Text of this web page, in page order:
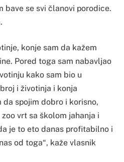
bave se svi članovi porodice.
konje sam da kažem
Pored toga sam nabavljao
kako sam bio u
i životinja i konja
da spojim dobro i korisno,
vrt sa školom jahanja i
je to eto danas profitabilno i
od toga“, kaže vlasnik